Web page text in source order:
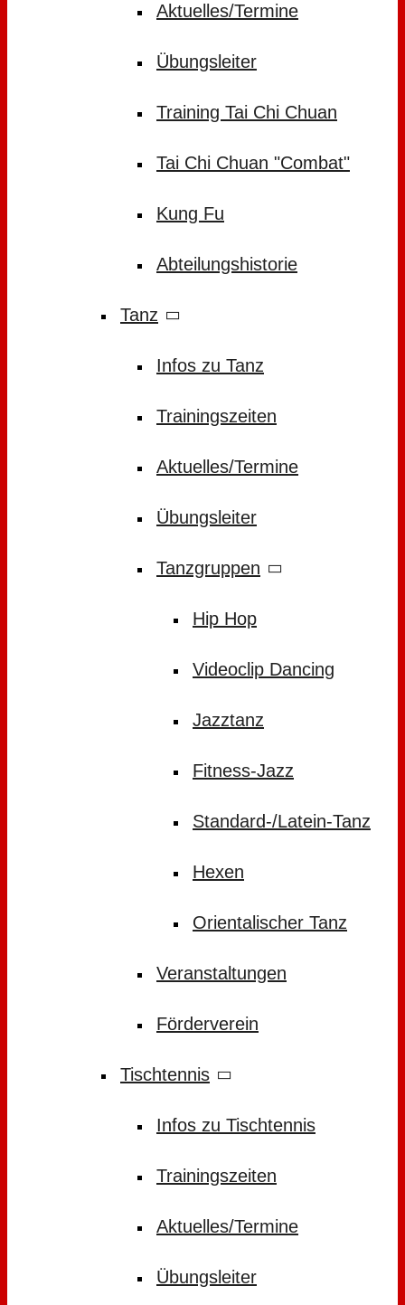
Aktuelles/Termine
Übungsleiter
Training Tai Chi Chuan
Tai Chi Chuan "Combat"
Kung Fu
Abteilungshistorie
Tanz
Infos zu Tanz
Trainingszeiten
Aktuelles/Termine
Übungsleiter
Tanzgruppen
Hip Hop
Videoclip Dancing
Jazztanz
Fitness-Jazz
Standard-/Latein-Tanz
Hexen
Orientalischer Tanz
Veranstaltungen
Förderverein
Tischtennis
Infos zu Tischtennis
Trainingszeiten
Aktuelles/Termine
Übungsleiter